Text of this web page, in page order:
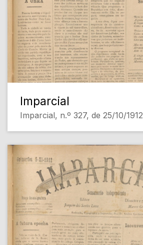
Imparcial
Imparcial, n.º 327, de 25/10/1912